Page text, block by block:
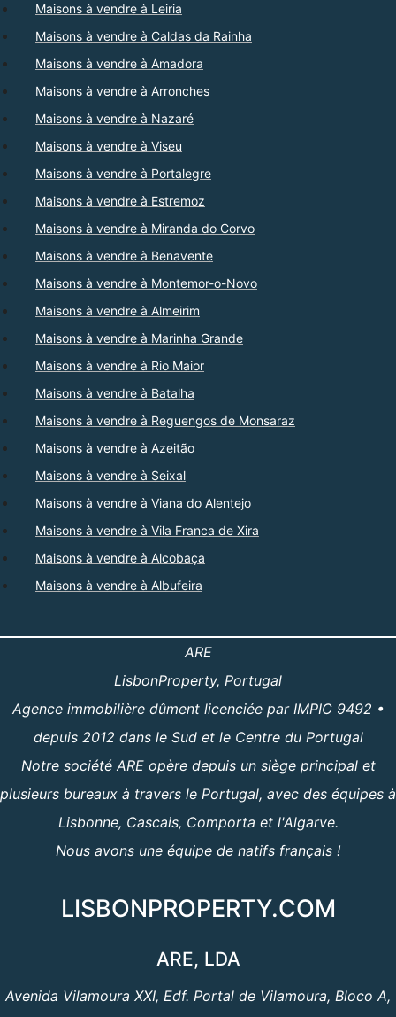
Maisons à vendre à Leiria
Maisons à vendre à Caldas da Rainha
Maisons à vendre à Amadora
Maisons à vendre à Arronches
Maisons à vendre à Nazaré
Maisons à vendre à Viseu
Maisons à vendre à Portalegre
Maisons à vendre à Estremoz
Maisons à vendre à Miranda do Corvo
Maisons à vendre à Benavente
Maisons à vendre à Montemor-o-Novo
Maisons à vendre à Almeirim
Maisons à vendre à Marinha Grande
Maisons à vendre à Rio Maior
Maisons à vendre à Batalha
Maisons à vendre à Reguengos de Monsaraz
Maisons à vendre à Azeitão
Maisons à vendre à Seixal
Maisons à vendre à Viana do Alentejo
Maisons à vendre à Vila Franca de Xira
Maisons à vendre à Alcobaça
Maisons à vendre à Albufeira
ARE
LisbonProperty, Portugal
Agence immobilière dûment licenciée par IMPIC 9492 •
depuis 2012 dans le Sud et le Centre du Portugal
Notre société ARE opère depuis un siège principal et
plusieurs bureaux à travers le Portugal, avec des équipes à
Lisbonne, Cascais, Comporta et l'Algarve.
Nous avons une équipe de natifs français !
LISBONPROPERTY.COM
ARE, LDA
Avenida Vilamoura XXI, Edf. Portal de Vilamoura, Bloco A,